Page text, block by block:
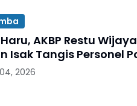
AKBP Restu
Isak Tangis Personel
2026